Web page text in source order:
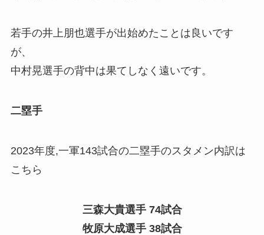
若手の井上朋也選手が出始めたことは良いです
が、
中村晃選手の背中は果てしなく遠いです。
二塁手
2023年度,一軍143試合の二塁手のスタメン内訳は
こちら
三森大貴選手 74試合
牧原大成選手 38試合